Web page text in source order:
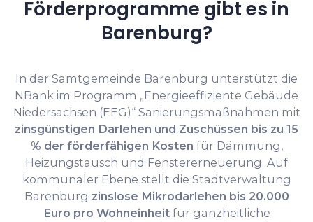
Förderprogramme gibt es in
Barenburg?
In der Samtgemeinde Barenburg unterstützt die
NBank im Programm „Energieeffiziente Gebäude
Niedersachsen (EEG)“ Sanierungsmaßnahmen mit
zinsgünstigen Darlehen und Zuschüssen bis zu 15
% der förderfähigen Kosten für Dämmung,
Heizungstausch und Fenstererneuerung. Auf
kommunaler Ebene stellt die Stadtverwaltung
Barenburg zinslose Mikrodarlehen bis 20.000
Euro pro Wohneinheitfür ganzheitliche